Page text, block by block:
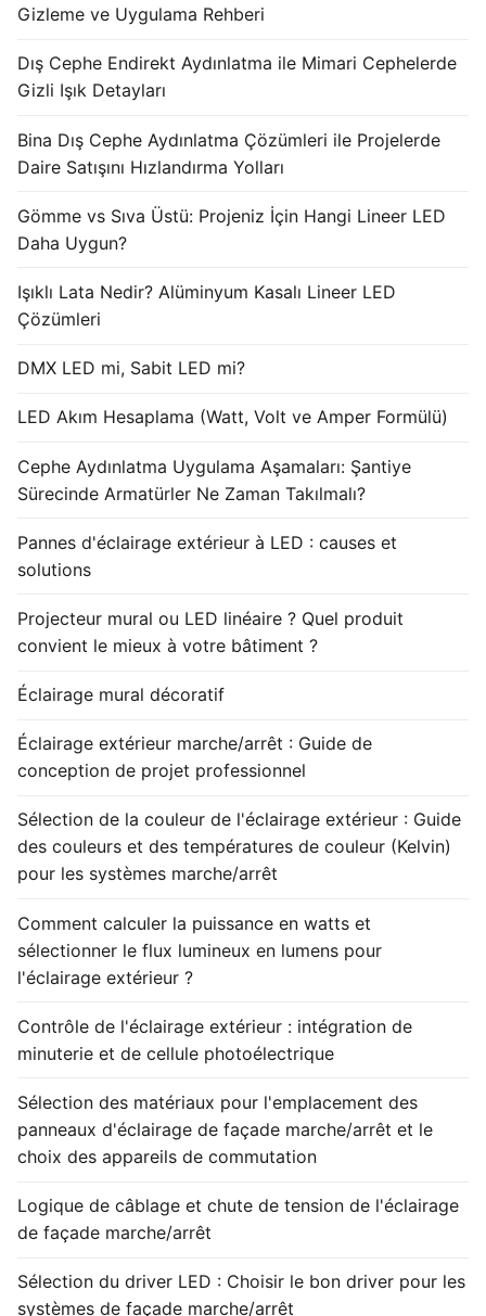
Gizleme ve Uygulama Rehberi
Dış Cephe Endirekt Aydınlatma ile Mimari Cephelerde
Gizli Işık Detayları
Bina Dış Cephe Aydınlatma Çözümleri ile Projelerde
Daire Satışını Hızlandırma Yolları
Gömme vs Sıva Üstü: Projeniz İçin Hangi Lineer LED
Daha Uygun?
Işıklı Lata Nedir? Alüminyum Kasalı Lineer LED
Çözümleri
DMX LED mi, Sabit LED mi?
LED Akım Hesaplama (Watt, Volt ve Amper Formülü)
Cephe Aydınlatma Uygulama Aşamaları: Şantiye
Sürecinde Armatürler Ne Zaman Takılmalı?
Pannes d'éclairage extérieur à LED : causes et
solutions
Projecteur mural ou LED linéaire ? Quel produit
convient le mieux à votre bâtiment ?
Éclairage mural décoratif
Éclairage extérieur marche/arrêt : Guide de
conception de projet professionnel
Sélection de la couleur de l'éclairage extérieur : Guide
des couleurs et des températures de couleur (Kelvin)
pour les systèmes marche/arrêt
Comment calculer la puissance en watts et
sélectionner le flux lumineux en lumens pour
l'éclairage extérieur ?
Contrôle de l'éclairage extérieur : intégration de
minuterie et de cellule photoélectrique
Sélection des matériaux pour l'emplacement des
panneaux d'éclairage de façade marche/arrêt et le
choix des appareils de commutation
Logique de câblage et chute de tension de l'éclairage
de façade marche/arrêt
Sélection du driver LED : Choisir le bon driver pour les
systèmes de façade marche/arrêt